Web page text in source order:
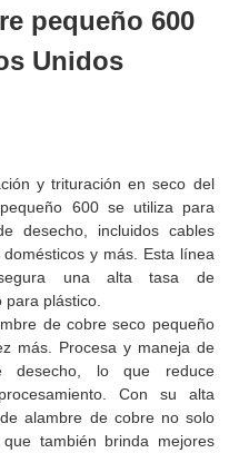
pequeño 600
Unidos
y trituración en seco del
600 se utiliza para
desecho, incluidos cables
y más. Esta línea
una alta tasa de
plástico.
de cobre seco pequeño
más. Procesa y maneja de
desecho, lo que reduce
Con su alta
alambre de cobre no solo
también brinda mejores